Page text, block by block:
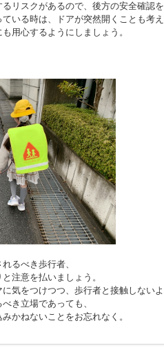
リスクがあるので、後方の安全確認
いる時は、ドアが突然開くことも考
用心するようにしましょう。
るべき歩行者、
注意を払いましょう。
気をつけつつ、歩行者と接触しない
き立場であっても、
かねないことをお忘れなく。